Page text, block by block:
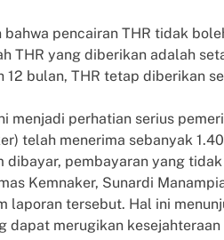
pencairan THR tidak
THR yang diberikan adalah
bulan, THR tetap diberikan
menjadi perhatian serius
telah menerima sebanyak
dibayar, pembayaran yang
Kemnaker, Sunardi
laporan tersebut. Hal ini
dapat merugikan kesejahteraan